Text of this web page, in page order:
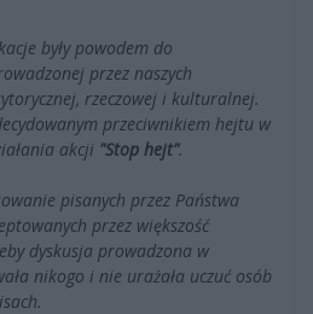
były powodem do
przez naszych
rzeczowej i kulturalnej.
przeciwnikiem hejtu w
akcji "Stop hejt".
pisanych przez Państwa
przez większość
dyskusja prowadzona w
nikogo i nie urażała uczuć osób